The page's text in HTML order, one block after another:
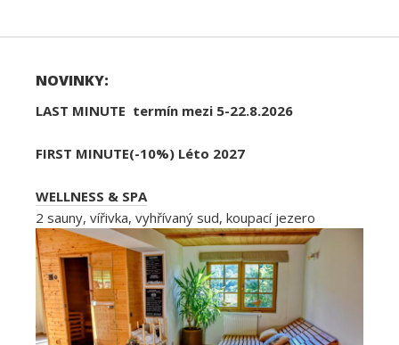
NOVINKY:
LAST MINUTE termín mezi 5-22.8.2026
FIRST MINUTE(-10%) Léto 2027
WELLNESS & SPA
2 sauny, vířivka, vyhřívaný sud, koupací jezero